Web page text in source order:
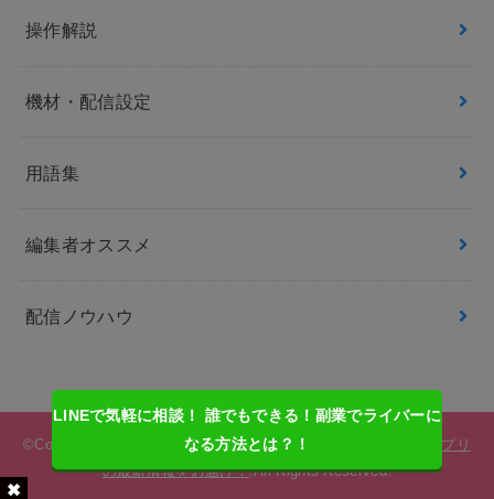
操作解説
機材・配信設定
用語集
編集者オススメ
配信ノウハウ
©Copyright2026
ライバーサーチ | 人気ライバー・ライブ配信アプリ
の最新情報をお届け！.All Rights Reserved.
LINEで気軽に相談！ 誰でもできる！副業でライバーに
なる方法とは？！